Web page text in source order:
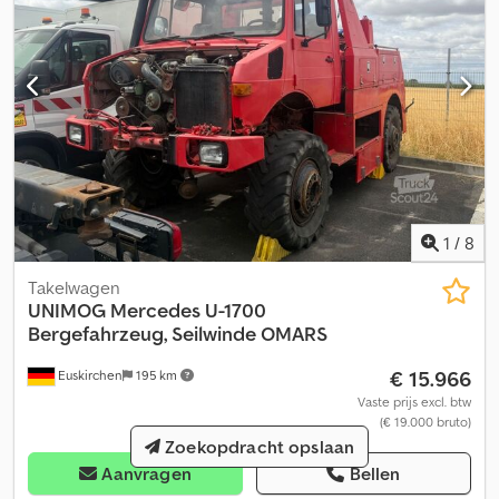
1 / 8
Euskirchen 195 km
Takelwagen
UNIMOG Mercedes U-1700
Bergefahrzeug, Seilwinde OMARS
€ 15.966
Vaste prijs excl. btw
(€ 19.000 bruto)
Aanvragen Bellen
Zoekopdracht opslaan